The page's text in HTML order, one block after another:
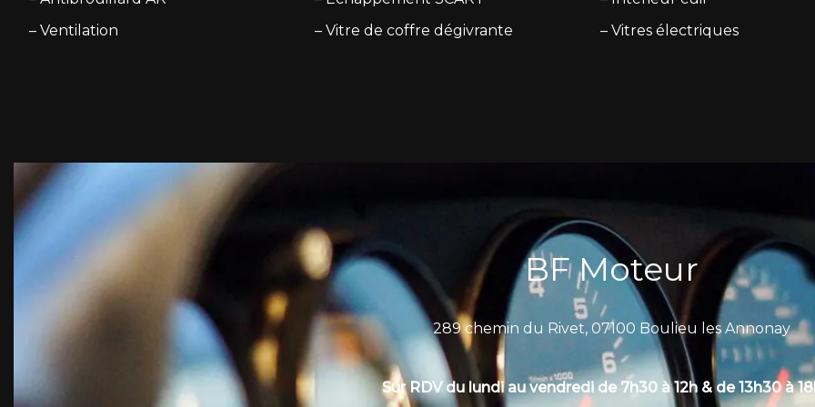
– Ventilation
– Vitre de coffre dégivrante
– Vitres électriques
BF Moteur
289 chemin du Rivet, 07100 Boulieu les Annonay
Sur RDV du lundi au vendredi de 7h30 à 12h & de 13h30 à